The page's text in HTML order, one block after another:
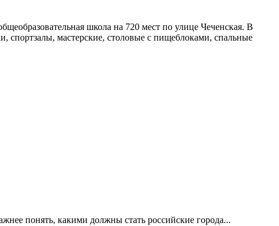
школа на 720 мест по улице Чеченская. В
спортзалы, мастерские, столовые с пищеблоками, спальные
понять, какими должны стать российские города...